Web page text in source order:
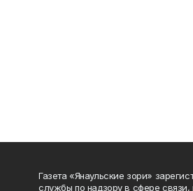
Газета «Янаульские зори»
службы по надзору в сфере связи,